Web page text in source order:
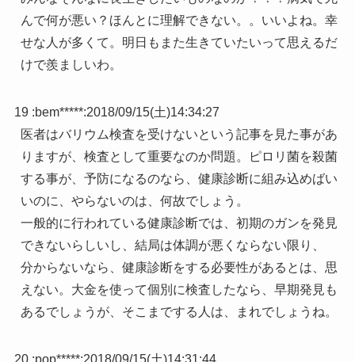
んで何が悪い？ほんとに理解できない。。いいよね。幸
せな人が多くて。明日もまた生きていたいって思えるだ
けで羨ましいわ。
19 :bem*****:2018/09/15(土)14:34:27
医者はバリウム検査を受けないという記事を見た事があ
りますが、検査として重要なのか問題。ピロリ菌を殺菌
する事が、予防になるのなら、健康診断に組み込めばい
いのに、やらないのは、何故でしょう。
一般的に行われている健康診断では、初期のガンを発見
できないらしいし、結局は体調が悪くならない限り、
分からないなら、健康診断をする必要性があるとは、思
えない。大金を使って個別に検査したなら、早期発見も
あるでしょうが、そこまでする人は、まれでしょうね。
20 :pop*****:2018/09/15(土)14:31:44